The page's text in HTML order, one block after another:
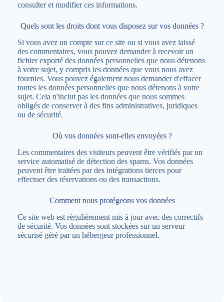
consulter et modifier ces informations.
Quels sont les droits dont vous disposez sur vos données ?
Si vous avez un compte sur ce site ou si vous avez laissé
des commentaires, vous pouvez demander à recevoir un
fichier exporté des données personnelles que nous détenons
à votre sujet, y compris les données que vous nous avez
fournies. Vous pouvez également nous demander d'effacer
toutes les données personnelles que nous détenons à votre
sujet. Cela n'inclut pas les données que nous sommes
obligés de conserver à des fins administratives, juridiques
ou de sécurité.
Où vos données sont-elles envoyées ?
Les commentaires des visiteurs peuvent être vérifiés par un
service automatisé de détection des spams. Vos données
peuvent être traitées par des intégrations tierces pour
effectuer des réservations ou des transactions.
Comment nous protégeons vos données
Ce site web est régulièrement mis à jour avec des correctifs
de sécurité. Vos données sont stockées sur un serveur
sécurisé géré par un hébergeur professionnel.